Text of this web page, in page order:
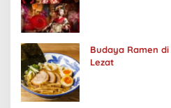
Budaya Ramen
Lezat